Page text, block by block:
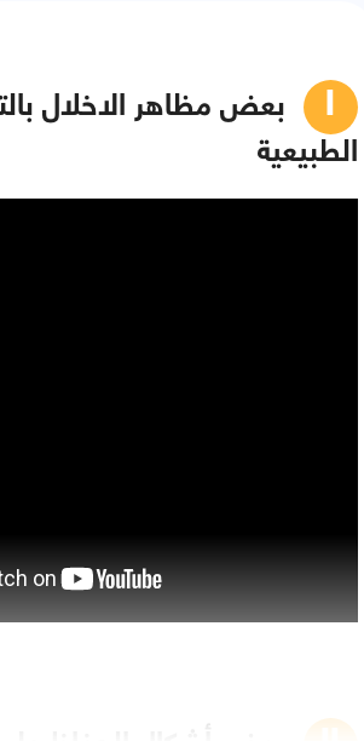
بعض مظاهر الاخلال
الطبيعية